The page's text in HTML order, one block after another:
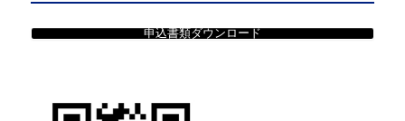
申込書類ダウンロード